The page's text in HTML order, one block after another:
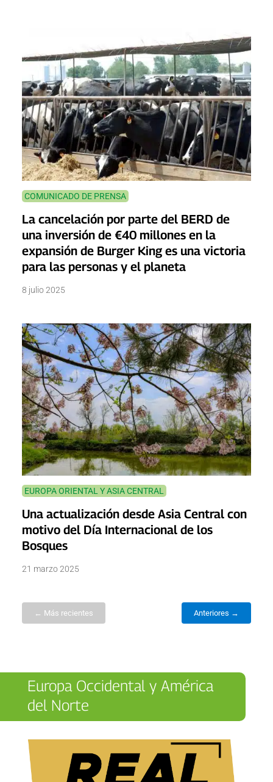
COMUNICADO DE PRENSA
La cancelación por parte del BERD de
una inversión de €40 millones en la
expansión de Burger King es una victoria
para las personas y el planeta
8 julio 2025
EUROPA ORIENTAL Y ASIA CENTRAL
Una actualización desde Asia Central con
motivo del Día Internacional de los
Bosques
21 marzo 2025
← Más recientes Anteriores →
Europa Occidental y América
del Norte